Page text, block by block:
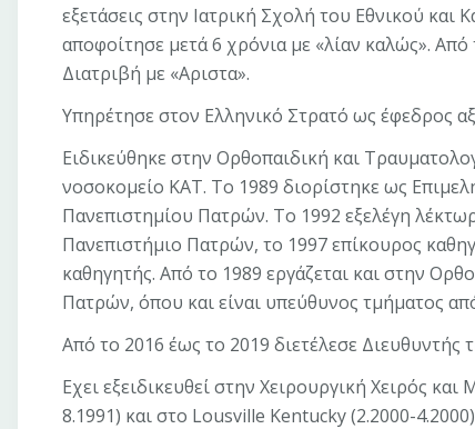
εξετάσεις στην Ιατρική Σχολή του Εθνικού
αποφοίτησε μετά 6 χρόνια με «λίαν καλώς».
Διατριβή με «Αριστα».
Υπηρέτησε στον Ελληνικό Στρατό ως έφεδρος
Ειδικεύθηκε στην Ορθοπαιδική και
νοσοκομείο ΚΑΤ. Το 1989 διορίστηκε ως
Πανεπιστημίου Πατρών. Το 1992 εξελέγη
Πανεπιστήμιο Πατρών, το 1997 επίκουρος
καθηγητής. Από το 1989 εργάζεται και στην
Πατρών, όπου και είναι υπεύθυνος τμήματος
Από το 2016 έως το 2019 διετέλεσε
Εχει εξειδικευθεί στην Χειρουργική Χειρός
8.1991) και στο Lousville Kentucky (2.2000-